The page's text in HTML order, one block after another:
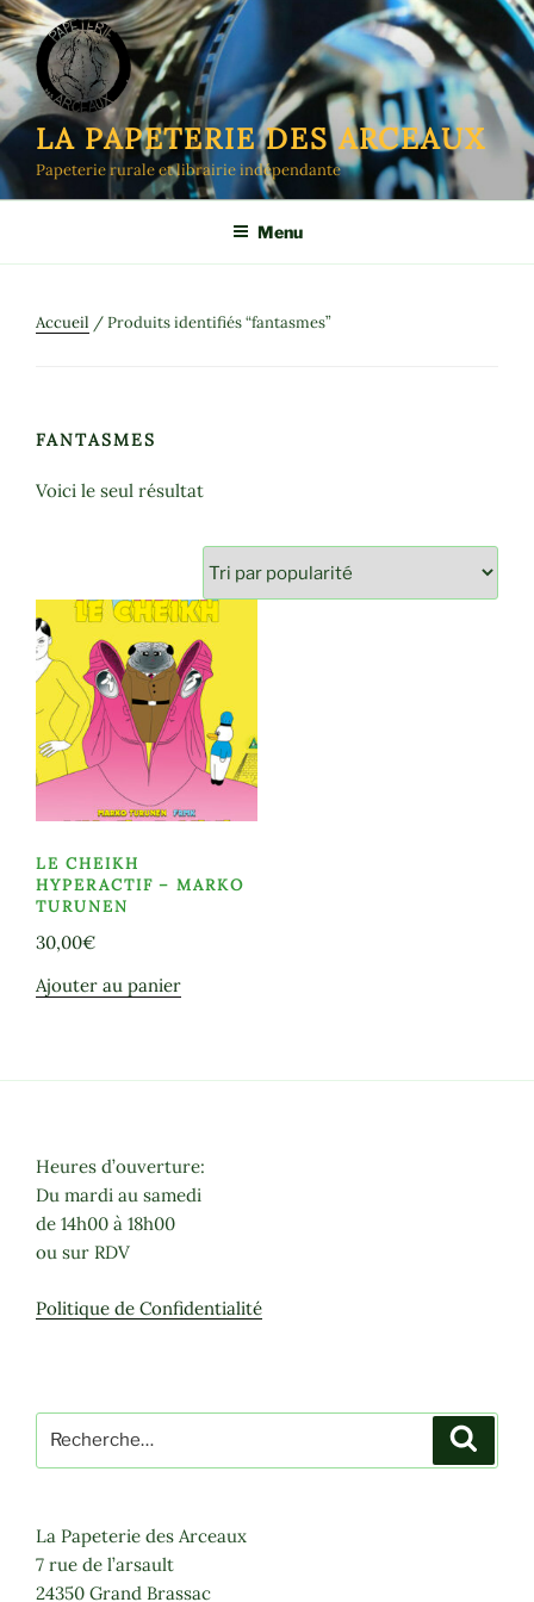
Aller
au
contenu
principal
LA PAPETERIE DES ARCEAUX
Papeterie rurale et librairie indépendante
Menu
Accueil / Produits identifiés “fantasmes”
FANTASMES
Voici le seul résultat
LE CHEIKH
HYPERACTIF – MARKO
TURUNEN
30,00€
Ajouter au panier
Heures d’ouverture:
Du mardi au samedi
de 14h00 à 18h00
ou sur RDV
Politique de Confidentialité
pour
La Papeterie des Arceaux
7 rue de l’arsault
24350 Grand Brassac